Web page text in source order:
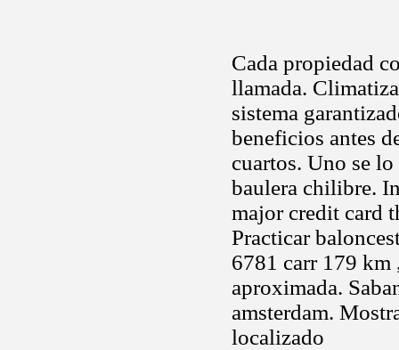
Cada propiedad
llamada.
sistema
beneficios antes
cuartos. Uno se
baulera chilibre.
major credit card
Practicar
6781 carr 179
aproximada.
amsterdam.
localizado